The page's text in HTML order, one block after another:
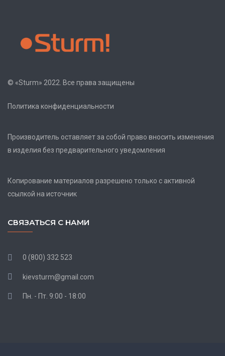
© «Sturm» 2022. Все права защищены
Политика конфиденциальности
Производитель оставляет за собой право вносить изменения
в изделия без предварительного уведомления
Копирование материалов разрешено только с активной
ссылкой на источник
СВЯЗАТЬСЯ С НАМИ
0 (800) 332 523
kievsturm@gmail.com
Пн. - Пт. 9:00 - 18:00